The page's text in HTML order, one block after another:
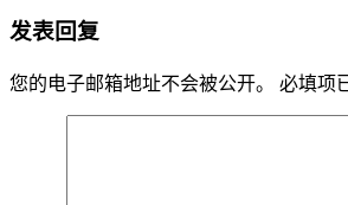
发表回复
您的电子邮箱地址不会被公开。 必填项